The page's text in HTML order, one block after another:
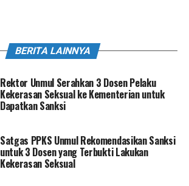
BERITA LAINNYA
Rektor Unmul Serahkan 3 Dosen Pelaku
Kekerasan Seksual ke Kementerian untuk
Dapatkan Sanksi
Satgas PPKS Unmul Rekomendasikan Sanksi
untuk 3 Dosen yang Terbukti Lakukan
Kekerasan Seksual